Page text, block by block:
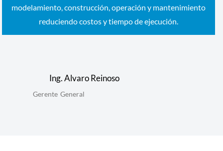
modelamiento, construcción, operación y mantenimiento
reduciendo costos y tiempo de ejecución.
Ing. Alvaro Reinoso
Gerente General